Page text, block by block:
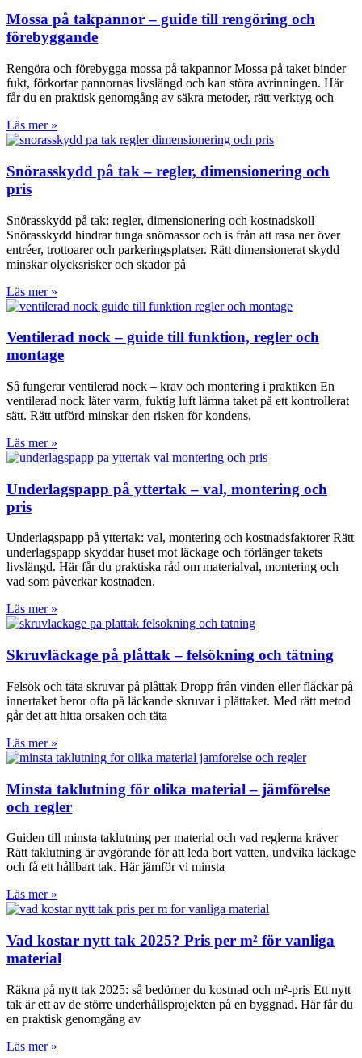
Mossa på takpannor – guide till rengöring och
förebyggande
Rengöra och förebygga mossa på takpannor Mossa på taket binder
fukt, förkortar pannornas livslängd och kan störa avrinningen. Här
får du en praktisk genomgång av säkra metoder, rätt verktyg och
Läs mer »
Snörasskydd på tak – regler, dimensionering och
pris
Snörasskydd på tak: regler, dimensionering och kostnadskoll
Snörasskydd hindrar tunga snömassor och is från att rasa ner över
entréer, trottoarer och parkeringsplatser. Rätt dimensionerat skydd
minskar olycksrisker och skador på
Läs mer »
Ventilerad nock – guide till funktion, regler och
montage
Så fungerar ventilerad nock – krav och montering i praktiken En
ventilerad nock låter varm, fuktig luft lämna taket på ett kontrollerat
sätt. Rätt utförd minskar den risken för kondens,
Läs mer »
Underlagspapp på yttertak – val, montering och
pris
Underlagspapp på yttertak: val, montering och kostnadsfaktorer Rätt
underlagspapp skyddar huset mot läckage och förlänger takets
livslängd. Här får du praktiska råd om materialval, montering och
vad som påverkar kostnaden.
Läs mer »
Skruvläckage på plåttak – felsökning och tätning
Felsök och täta skruvar på plåttak Dropp från vinden eller fläckar på
innertaket beror ofta på läckande skruvar i plåttaket. Med rätt metod
går det att hitta orsaken och täta
Läs mer »
Minsta taklutning för olika material – jämförelse
och regler
Guiden till minsta taklutning per material och vad reglerna kräver
Rätt taklutning är avgörande för att leda bort vatten, undvika läckage
och få ett hållbart tak. Här jämför vi minsta
Läs mer »
Vad kostar nytt tak 2025? Pris per m² för vanliga
material
Räkna på nytt tak 2025: så bedömer du kostnad och m²-pris Ett nytt
tak är ett av de större underhållsprojekten på en byggnad. Här får du
en praktisk genomgång av
Läs mer »